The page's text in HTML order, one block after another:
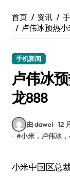
首页 资讯
卢伟冰预热
手机新闻
卢伟冰
龙888
由 dawei 12
#小米，卢伟冰，
小米中国区总裁卢伟冰今日在微博贴出海报，宣传